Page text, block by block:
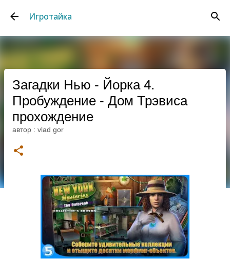
Игротайка
Загадки Нью - Йорка 4.
Пробуждение - Дом Трэвиса
прохождение
автор : vlad gor